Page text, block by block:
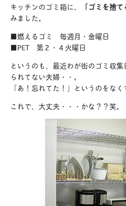
キッチンのゴミ箱に、 「ゴミを捨て
みました。
■燃えるゴミ 毎週月・金曜日
■PET 第２・４火曜日
というのも、最近わが街のゴミ収
られてない夫婦・・。
「あ！忘れてた！」というのをなく
これで、大丈夫・・・かな？？笑。